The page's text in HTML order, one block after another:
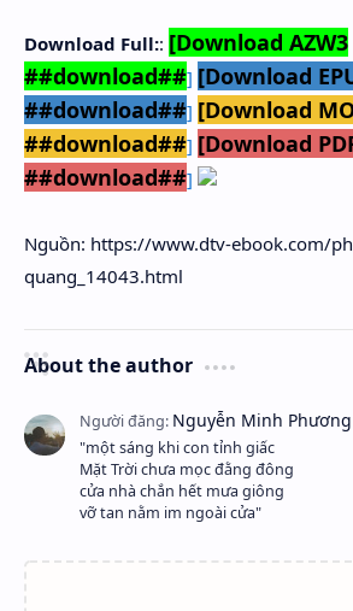
Download Full:: [Download AZW3
##download##] [Download
##download##] [Download
##download##] [Download
##download##]
Nguồn: https://www.dtv-ebook.com/
quang_14043.html
About the author
"một sáng khi con tỉnh giấc
Mặt Trời chưa mọc đằng đông
cửa nhà chắn hết mưa giông
vỡ tan nằm im ngoài cửa"